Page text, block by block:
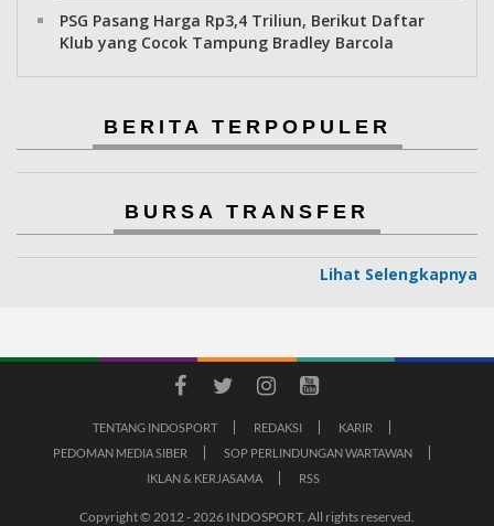
PSG Pasang Harga Rp3,4 Triliun, Berikut Daftar
Klub yang Cocok Tampung Bradley Barcola
BERITA TERPOPULER
BURSA TRANSFER
Lihat Selengkapnya
TENTANG INDOSPORT REDAKSI
KARIR
PEDOMAN MEDIA SIBER
SOP PERLINDUNGAN WARTAWAN
IKLAN & KERJASAMA
RSS
Copyright © 2012 - 2026 INDOSPORT. All rights reserved.